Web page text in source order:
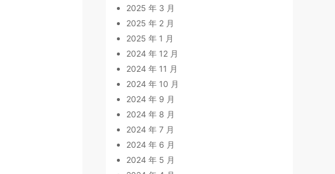
2025 年 3 月
2025 年 2 月
2025 年 1 月
2024 年 12 月
2024 年 11 月
2024 年 10 月
2024 年 9 月
2024 年 8 月
2024 年 7 月
2024 年 6 月
2024 年 5 月